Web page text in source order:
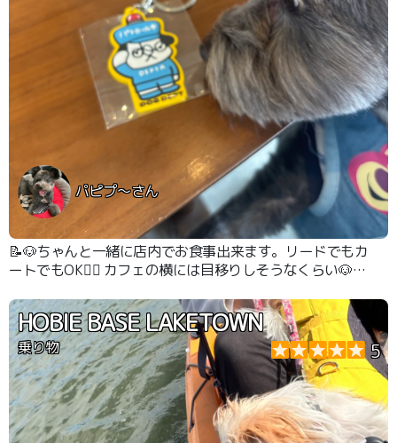
パピプ〜さん
📝🐶ちゃんと一緒に店内でお食事出来ます。リードでもカ
ートでもOK🙆‍♀️ カフェの横には目移りしそうなくらい🐶ち
類あってどれが食べたいのかな？って迷ってしまいまし
た。 🐶ちゃん用お水も持って来てくれました。 お誕生日
のスペシャルバースデーケーキ🎂もありお誕生日をした🐶
ちゃんの写真が沢山貼られていました。 愛犬と散歩しな
が地域を見守るわんわんパトロール隊に入隊しました。
パトロール隊のキーホルダーが貰えます。 会計時に💩袋
も頂きました。
HOBIE BASE LAKETOWN
乗り物 5